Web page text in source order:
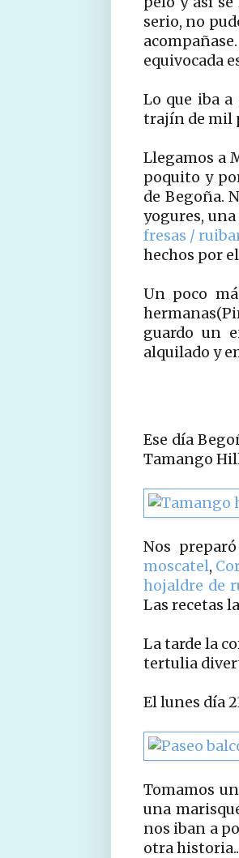
serio, no
equivocada
Lo que iba
trajín de mil
Llegamos a
poquito y
de Begoña.
yogures,
fresas /
hechos por
Un poco
guardo un
alquilado y
Ese día
Tamango
Nos
moscatel,
hojaldre de
Las recetas
La tarde la
tertulia
El lunes día
Tomamos
una
nos iban a
otra